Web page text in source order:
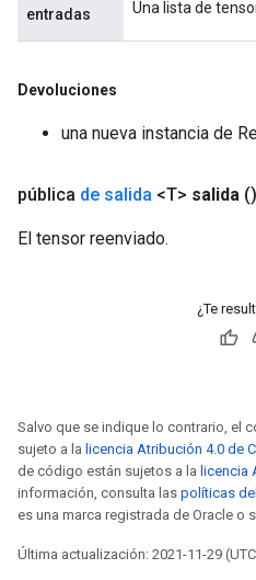
entradas Una lista de
Devoluciones
una nueva instancia de
pública de salida <T> salida ()
El tensor reenviado.
¿Te
Salvo que se indique lo contrario, el
sujeto a la licencia Atribución 4.0 de
de código están sujetos a la licencia
información, consulta las políticas
es una marca registrada de Oracle o
Última actualización: 2021-11-29